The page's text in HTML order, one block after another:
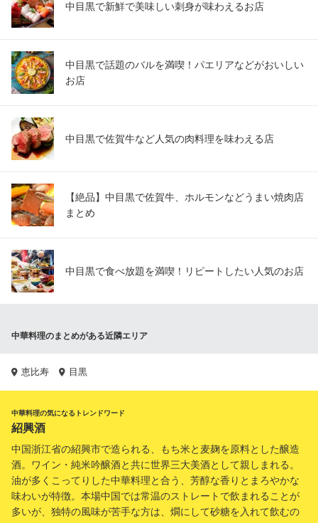
中目黒で新鮮で美味しい刺身が味わえるお店
中目黒で話題のバルを満喫！パエリアなどがおいしい
お店
中目黒で佐賀牛など人気の肉料理を味わえる店
【絶品】中目黒で佐賀牛、ホルモンなどうまい焼肉店
まとめ
中目黒で食べ放題を満喫！リピートしたい人気のお店
中華料理のまとめがある近隣エリア
恵比寿 目黒
中華料理の気になるトレンドワード
紹興酒
中国浙江省の紹興市で造られる、もち米と麦麹を原料とした醸造
酒。ワイン・純米吟醸酒と共に世界三大美酒として親しまれる。
油が多くこってりした中華料理と合う、芳醇な香りとまろやかな
味わいが特徴。本場中国では常温のストレートで飲まれることが
多いが、独特の風味が苦手な方は、燗にして砂糖を入れて飲むの